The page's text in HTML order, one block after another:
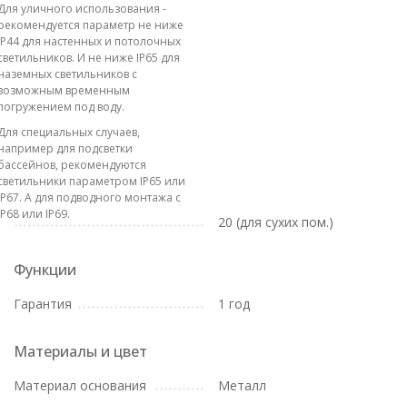
уличного использования -
параметр не ниже
для настенных и потолочных
И не ниже IP65 для
светильников с
временным
под воду.
специальных случаев,
для подсветки
рекомендуются
параметром IP65 или
А для подводного монтажа с
или IP69.
20 (для сухих пом.)
Функции
Гарантия 1 год
Материалы и цвет
Материал основания
Металл